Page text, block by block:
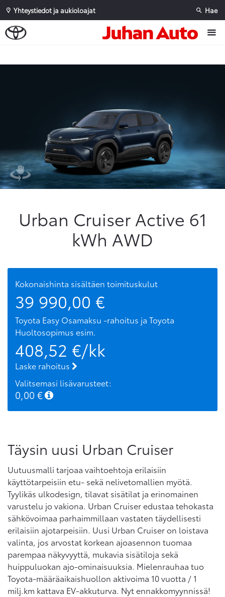
Yhteystiedot ja aukioloajat Hae
Urban Cruiser Active 61
kWh AWD
Kokonaishinta sisältäen toimituskulut
39 990,00 €
Toyota Easy Osamaksu -rahoitus ja Toyota
Huoltosopimus esim.
408,52 €/kk
Laske rahoitus
Valitsemasi lisävarusteet:
0,00 €
Täysin uusi Urban Cruiser
Uutuusmalli tarjoaa vaihtoehtoja erilaisiin
käyttötarpeisiin etu- sekä nelivetomallien myötä.
Tyylikäs ulkodesign, tilavat sisätilat ja erinomainen
varustelu jo vakiona. Urban Cruiser edustaa tehokasta
sähkövoimaa parhaimmillaan vastaten täydellisesti
erilaisiin ajotarpeisiin. Uusi Urban Cruiser on loistava
valinta, jos arvostat korkean ajoasennon tuomaa
parempaa näkyvyyttä, mukavia sisätiloja sekä
huippuluokan ajo-ominaisuuksia. Mielenrauhaa tuo
Toyota-määräaikaishuollon aktivoima 10 vuotta / 1
milj.km kattava EV-akkuturva. Nyt ennakkomyynnissä!